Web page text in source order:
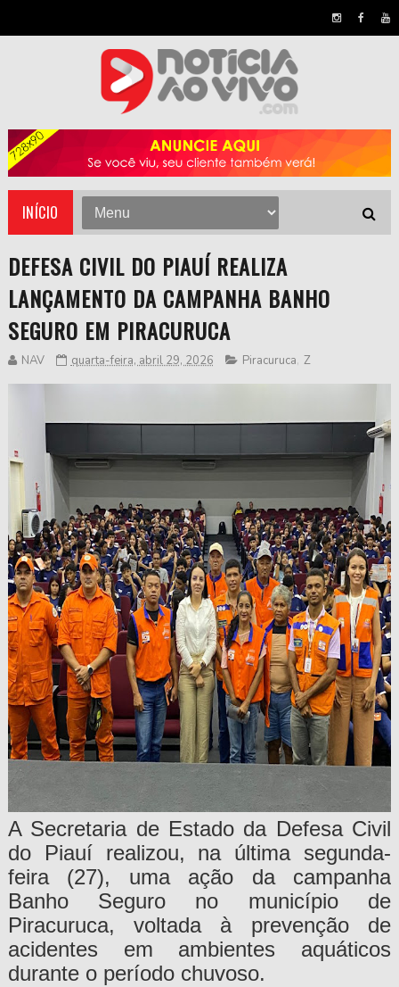
INÍCIO
DEFESA CIVIL DO PIAUÍ REALIZA
LANÇAMENTO DA CAMPANHA BANHO
SEGURO EM PIRACURUCA
NAV quarta-feira, abril 29, 2026 Piracuruca, Z
A Secretaria de Estado da Defesa Civil
do Piauí realizou, na última segunda-
feira (27), uma ação da campanha
Banho Seguro no município de
Piracuruca, voltada à prevenção de
acidentes em ambientes aquáticos
durante o período chuvoso.